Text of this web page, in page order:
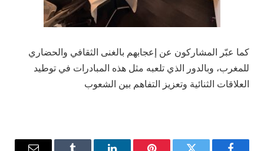
كما عبّر المشاركون عن إعجابهم بالغنى الثقافي والحضاري
للمغرب، وبالدور الذي تلعبه مثل هذه المبادرات في توطيد
العلاقات الثنائية وتعزيز التفاهم بين الشعوب